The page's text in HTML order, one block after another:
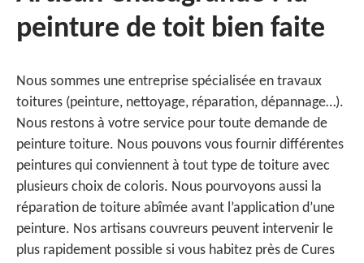
peinture de toit bien faite
Nous sommes une entreprise spécialisée en travaux
toitures (peinture, nettoyage, réparation, dépannage…).
Nous restons à votre service pour toute demande de
peinture toiture. Nous pouvons vous fournir différentes
peintures qui conviennent à tout type de toiture avec
plusieurs choix de coloris. Nous pourvoyons aussi la
réparation de toiture abîmée avant l’application d’une
peinture. Nos artisans couvreurs peuvent intervenir le
plus rapidement possible si vous habitez près de Cures